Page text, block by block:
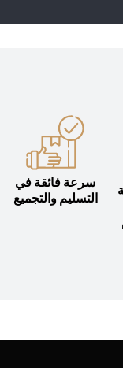
سرعة فائقة في
التسليم والتجميع